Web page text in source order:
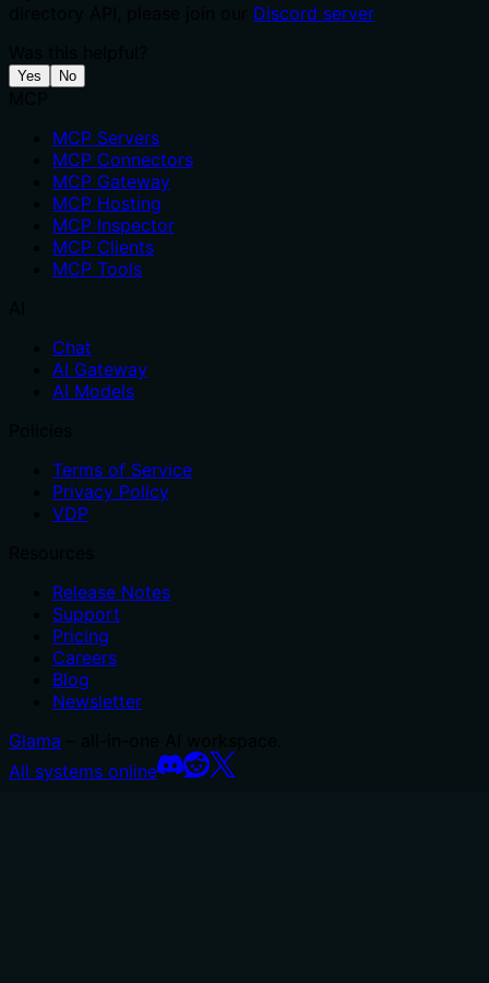
Discord server
Yes No
MCP Servers
MCP Connectors
MCP Gateway
MCP Hosting
MCP Inspector
MCP Clients
MCP Tools
Chat
AI Gateway
AI Models
Terms of Service
Privacy Policy
VDP
Release Notes
Support
Pricing
Careers
Blog
Newsletter
Glama
All systems online